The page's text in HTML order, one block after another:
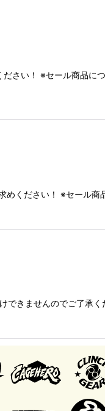
い！ ※セール商品に
ください！ ※セール商
ませんのでご了承く